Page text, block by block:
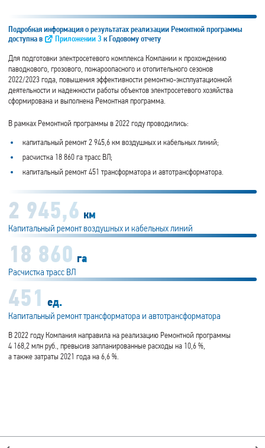
Подробная информация о результатах реализации Ремонтной программы
доступна в
Приложении 3 к Годовому отчету
Для подготовки электросетевого комплекса Компании к прохождению
паводкового, грозового, пожароопасного и отопительного сезонов
2022/2023 года, повышения эффективности ремонтно-эксплуатационной
деятельности и надежности работы объектов электросетевого хозяйства
сформирована и выполнена Ремонтная программа.
В рамках Ремонтной программы в 2022 году проводились:
капитальный ремонт 2 945,6 км воздушных и кабельных линий;
расчистка 18 860 га трасс ВЛ;
капитальный ремонт 451 трансформатора и автотрансформатора.
2 945,6 км
Капитальный ремонт воздушных и кабельных линий
18 860 га
Расчистка трасс ВЛ
451 ед.
Капитальный ремонт трансформатора и автотрансформатора
В 2022 году Компания направила на реализацию Ремонтной программы
4 168,2 млн руб., превысив запланированные расходы на 10,6 %,
а также затраты 2021 года на 6,6 %.